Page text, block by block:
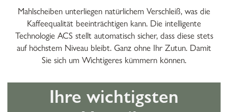
Mahlscheiben unterliegen natürlichem Verschleiß, was die
Kaffeequalität beeinträchtigen kann. Die intelligente
Technologie ACS stellt automatisch sicher, dass diese stets
auf höchstem Niveau bleibt. Ganz ohne Ihr Zutun. Damit
Sie sich um Wichtigeres kümmern können.
Ihre wichtigsten